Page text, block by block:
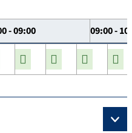
- 09:00 09:00 -